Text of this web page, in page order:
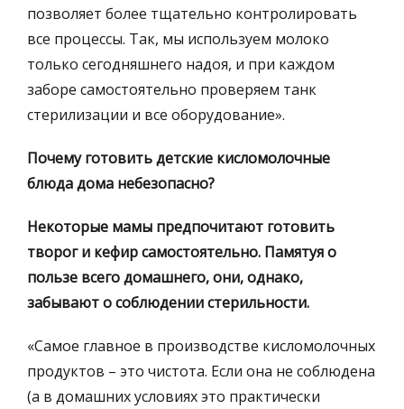
позволяет более тщательно контролировать
все процессы. Так, мы используем молоко
только сегодняшнего надоя, и при каждом
заборе самостоятельно проверяем танк
стерилизации и все оборудование».
Почему готовить детские кисломолочные
блюда дома небезопасно?
Некоторые мамы предпочитают готовить
творог и кефир самостоятельно. Памятуя о
пользе всего домашнего, они, однако,
забывают о соблюдении стерильности.
«Самое главное в производстве кисломолочных
продуктов – это чистота. Если она не соблюдена
(а в домашних условиях это практически